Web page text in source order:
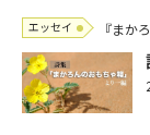
エッセイ 『まか